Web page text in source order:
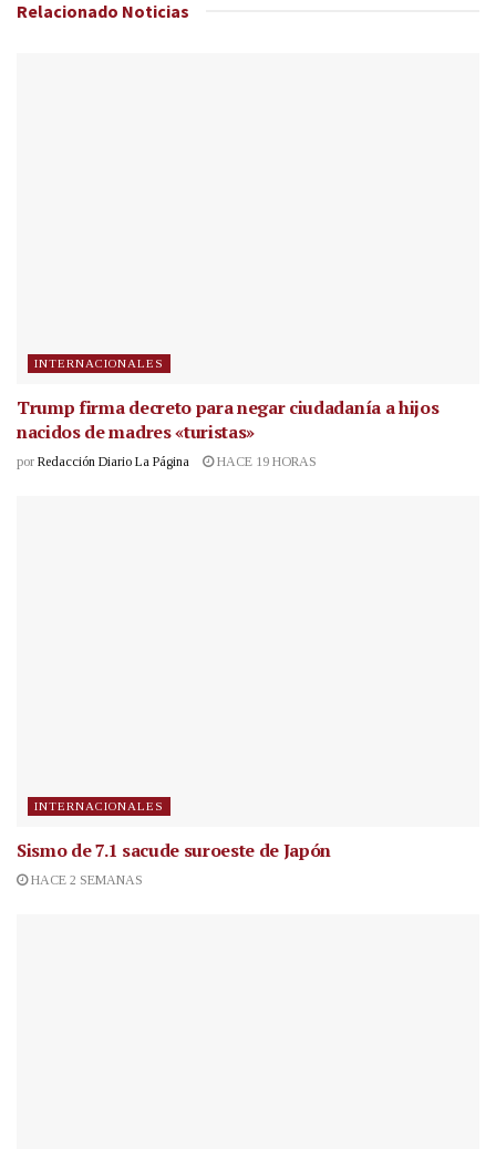
Relacionado Noticias
INTERNACIONALES
Trump firma decreto para negar ciudadanía a hijos
nacidos de madres «turistas»
por Redacción Diario La Página HACE 19 HORAS
INTERNACIONALES
Sismo de 7.1 sacude suroeste de Japón
HACE 2 SEMANAS